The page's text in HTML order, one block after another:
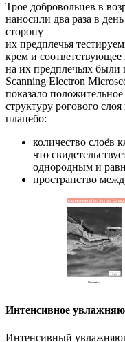
Трое добровольцев в
наносили два раза в
сторону
их предплечья
крем и
на их предплечьях
Scanning Electron
показало
структуру рогового
плацебо:
количество слоёв
что
однородным и
пространство
Интенсивное
Интенсивный